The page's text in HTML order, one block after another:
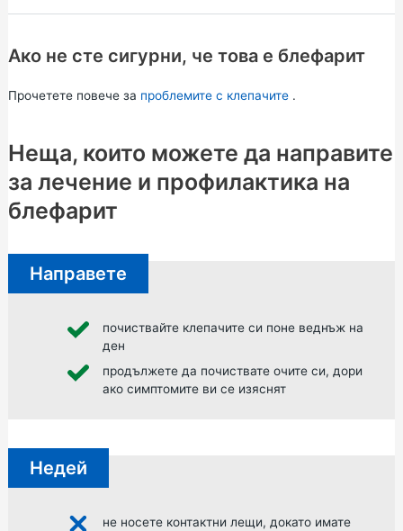
Ако не сте сигурни, че това е блефарит
Прочетете повече за проблемите с клепачите.
Неща, които можете да направите
за лечение и профилактика на
блефарит
Направете
почиствайте клепачите си поне веднъж на
ден
продължете да почиствате очите си, дори
ако симптомите ви се изяснят
Недей
не носете контактни лещи, докато имате